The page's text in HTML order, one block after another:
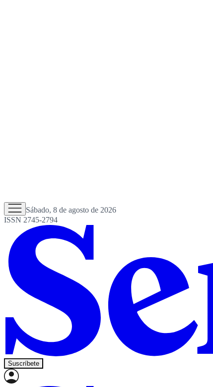
Sábado, 8 de agosto de 2026
ISSN 2745-2794
Suscríbete